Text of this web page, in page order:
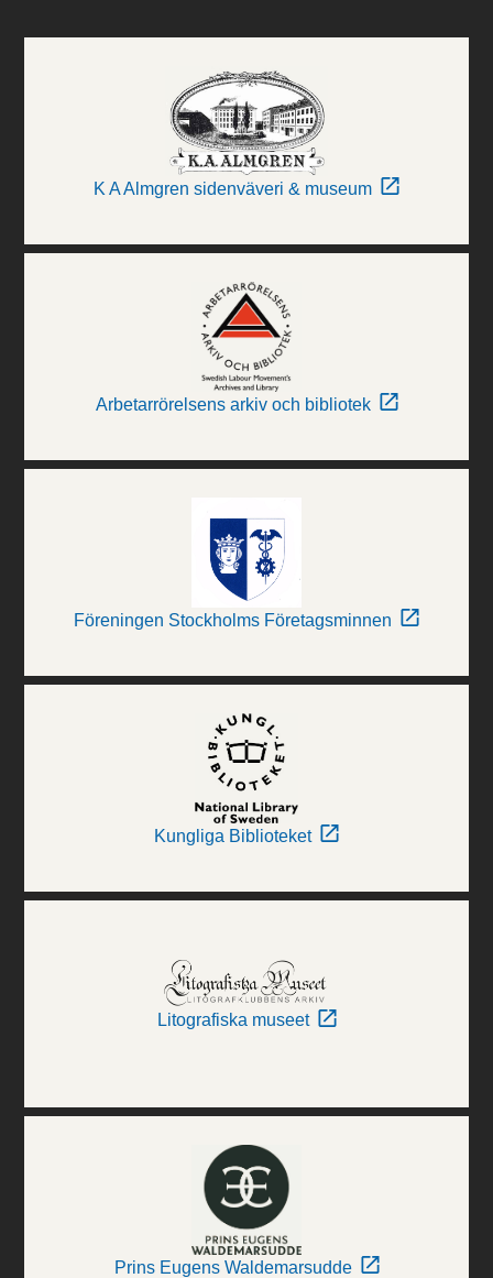
K A Almgren sidenväveri & museum
Arbetarrörelsens arkiv och bibliotek
Föreningen Stockholms Företagsminnen
Kungliga Biblioteket
Litografiska museet
Prins Eugens Waldemarsudde